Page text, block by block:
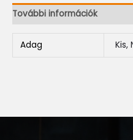
További információk
Adag Kis,